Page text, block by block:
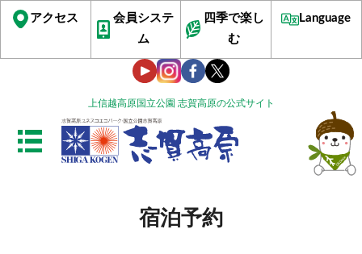
上信越高原国立公園 志賀高原の公式サイト
アクセス
会員システ
ム
四季で楽し
む
Language
宿泊予約